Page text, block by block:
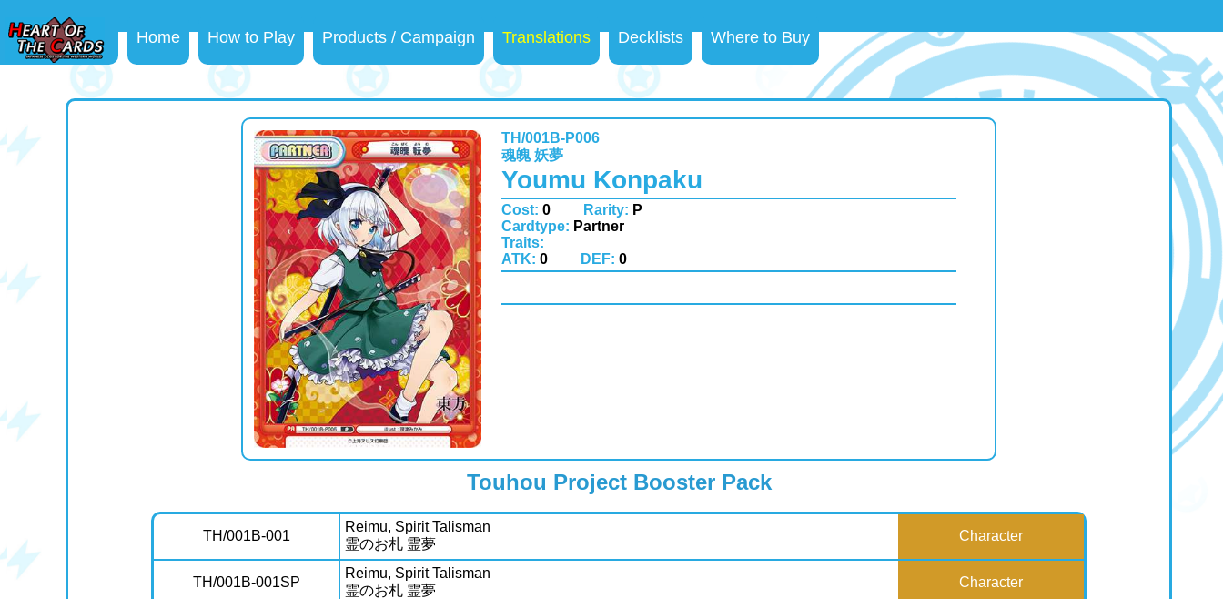
Home How to Play Products / Campaign Translations Decklists Where to Buy
TH/001B-P006
魂魄 妖夢
Youmu Konpaku
Cost: 0 Rarity: P
Cardtype: Partner
Traits:
ATK: 0 DEF: 0
Touhou Project Booster Pack
TH/001B-001
Reimu, Spirit Talisman
霊のお札 霊夢
Character
TH/001B-001SP
Reimu, Spirit Talisman
霊のお札 霊夢
Character